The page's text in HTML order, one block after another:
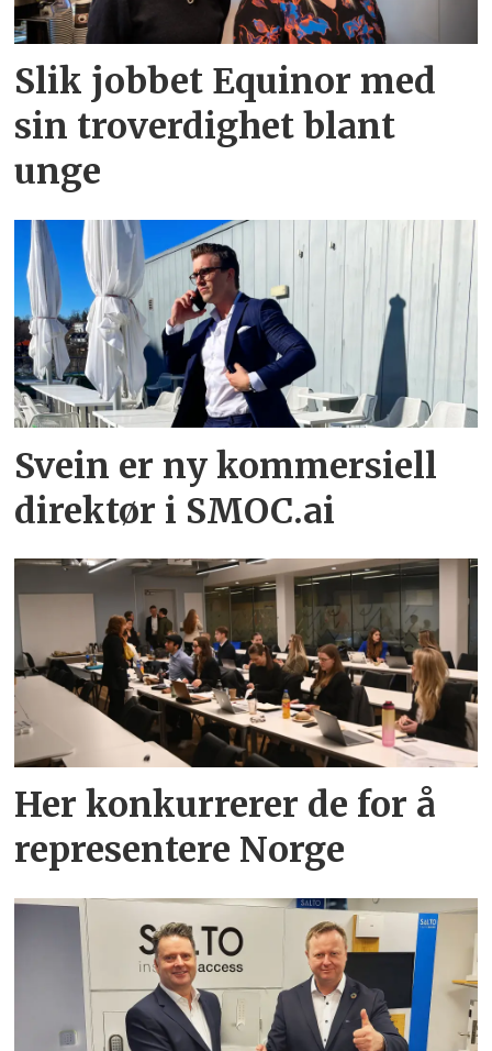
Slik jobbet Equinor med
sin troverdighet blant
unge
Svein er ny kommersiell
direktør i SMOC.ai
Her konkurrerer de for å
representere Norge